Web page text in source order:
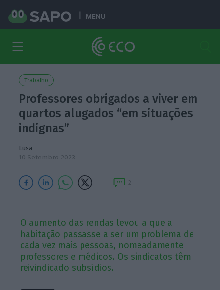
MENU
Trabalho
Professores obrigados a viver em
quartos alugados “em situações
indignas”
Lusa
10 Setembro 2023
2
O aumento das rendas levou a que a
habitação passasse a ser um problema de
cada vez mais pessoas, nomeadamente
professores e médicos. Os sindicatos têm
reivindicado subsídios.